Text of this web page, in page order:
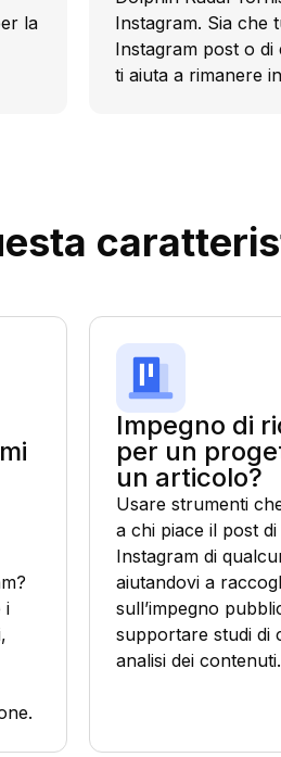
la
Instagram. Sia che
Instagram post o
ti aiuta a rimanere
i
Impegno di
per un
un articolo?
Usare strumenti
a chi piace il post di
Instagram di
aiutandovi a
sull’impegno
supportare studi di
analisi dei contenuti.